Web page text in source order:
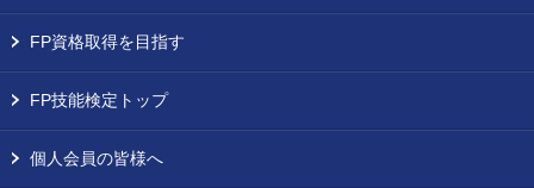
FP資格取得を目指す
FP技能検定トップ
個人会員の皆様へ